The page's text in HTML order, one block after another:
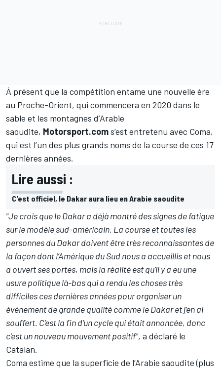
À présent que la compétition entame une nouvelle ère
au Proche-Orient, qui commencera en 2020 dans le
sable et les montagnes d’Arabie
saoudite, Motorsport.coms’est entretenu avec Coma,
qui est l’un des plus grands noms de la course de ces 17
dernières années.
Lire aussi :
C'est officiel, le Dakar aura lieu en Arabie saoudite
"Je crois que le Dakar a déjà montré des signes de fatigue
sur le modèle sud-américain. La course et toutes les
personnes du Dakar doivent être très reconnaissantes de
la façon dont l’Amérique du Sud nous a accueillis et nous
a ouvert ses portes, mais la réalité est qu’il y a eu une
usure politique là-bas qui a rendu les choses très
difficiles ces dernières années pour organiser un
événement de grande qualité comme le Dakar et j’en ai
souffert. C’est la fin d’un cycle qui était annoncée, donc
c’est un nouveau mouvement positif", a déclaré le
Catalan.
Coma estime que la superficie de l’Arabie saoudite (plus